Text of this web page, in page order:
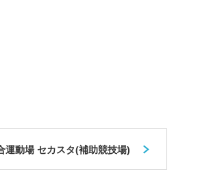
運動場 セカスタ(補助競技場)